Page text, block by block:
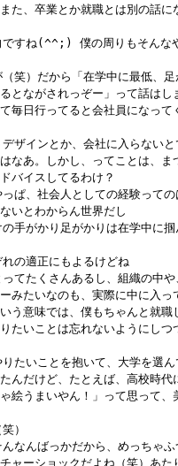
卒業とか就職とは別の話に
ですね(^^;) 僕の周りもそんな
笑）だから「在学中に最低、足
がされっぞー」って話はし
行ってると会社員になって
ザインとか、会社に入らないと
。しかし、ってことは、ま
イスしてるわけ？
ぱ、社会人としての経験っての
とわからん世界だし
手がかり足がかりは在学中に掴
の適正にもよるけどね
てたくさんあるし、組織の中や
いなのも、実際に中に入っ
味では、僕もちゃんと就職
ことは忘れないようにしつ
たいことを抱いて、大学を選ん
けど、たとえば、高校時代
まいやん！」って思って、
）
なんばっかだから、めっちゃふ
ショックだよね（笑）あた